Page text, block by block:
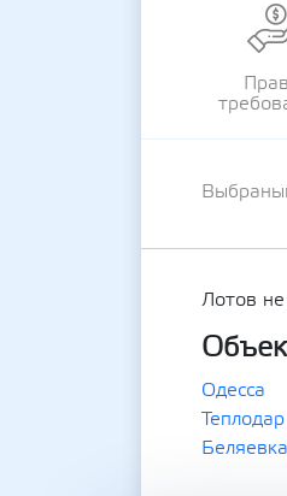
Лотов
Одесса
Теплодар
Беляевка